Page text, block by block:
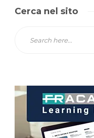
Cerca nel sito